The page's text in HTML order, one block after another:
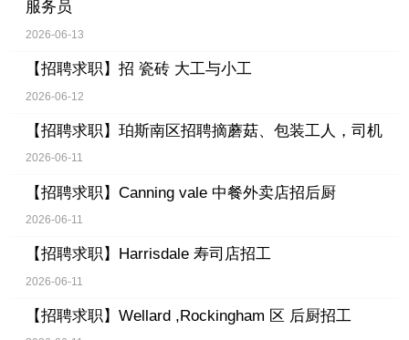
服务员
2026-06-13
【招聘求职】 招 瓷砖 大工与小工
2026-06-12
【招聘求职】 珀斯南区招聘摘蘑菇、包装工人，司机
2026-06-11
【招聘求职】 Canning vale 中餐外卖店招后厨
2026-06-11
【招聘求职】 Harrisdale 寿司店招工
2026-06-11
【招聘求职】 Wellard ,Rockingham 区 后厨招工